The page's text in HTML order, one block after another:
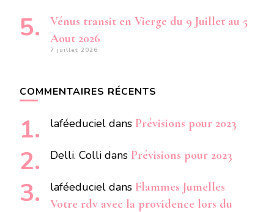
Vénus transit en Vierge du 9 Juillet au 5
Aout 2026
7 juillet 2026
COMMENTAIRES RÉCENTS
laféeduciel dans Prévisions pour 2023
Delli. Colli dans Prévisions pour 2023
laféeduciel dans Flammes Jumelles
Votre rdv avec la providence lors du